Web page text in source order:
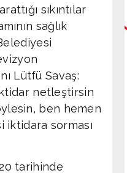
sıkıntılar
sağlık
Lütfü Savaş:
netleştirsin
ben hemen
iktidara sorması
tarihinde